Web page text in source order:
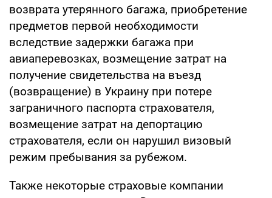
возврата утерянного багажа, приобретение
предметов первой необходимости
вследствие задержки багажа при
авиаперевозках, возмещение затрат на
получение свидетельства на въезд
(возвращение) в Украину при потере
заграничного паспорта страхователя,
возмещение затрат на депортацию
страхователя, если он нарушил визовый
режим пребывания за рубежом.
Также некоторые страховые компании